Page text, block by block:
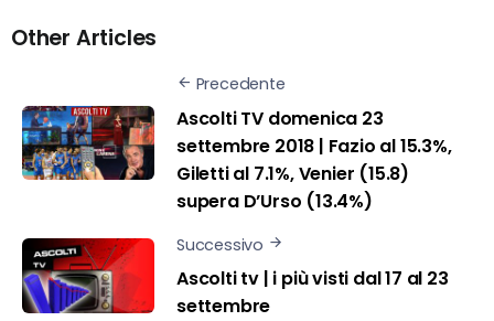
Other Articles
Precedente
Ascolti TV domenica 23
settembre 2018 | Fazio al 15.3%,
Giletti al 7.1%, Venier (15.8)
supera D’Urso (13.4%)
Successivo
Ascolti tv | i più visti dal 17 al 23
settembre